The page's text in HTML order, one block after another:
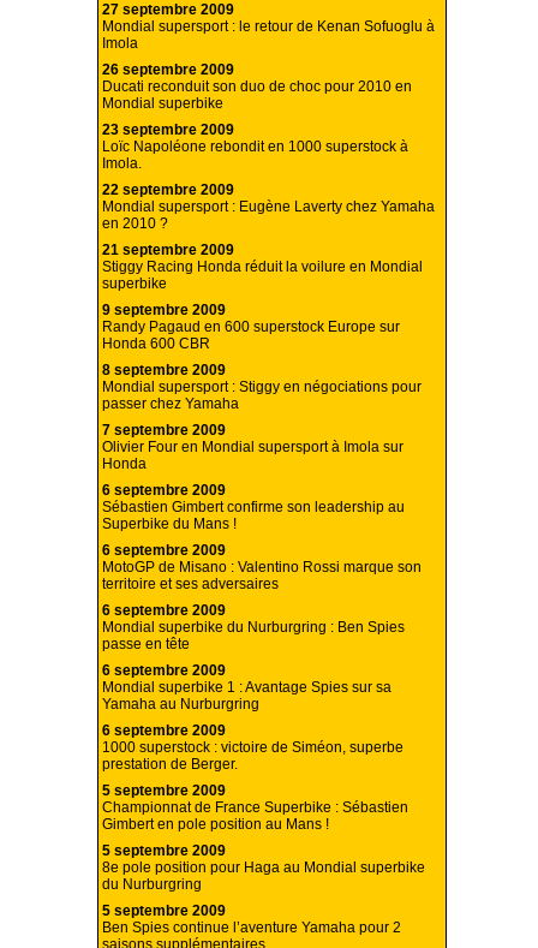
27 septembre 2009
Mondial supersport : le retour de Kenan Sofuoglu à
Imola
26 septembre 2009
Ducati reconduit son duo de choc pour 2010 en
Mondial superbike
23 septembre 2009
Loïc Napoléone rebondit en 1000 superstock à
Imola.
22 septembre 2009
Mondial supersport : Eugène Laverty chez Yamaha
en 2010 ?
21 septembre 2009
Stiggy Racing Honda réduit la voilure en Mondial
superbike
9 septembre 2009
Randy Pagaud en 600 superstock Europe sur
Honda 600 CBR
8 septembre 2009
Mondial supersport : Stiggy en négociations pour
passer chez Yamaha
7 septembre 2009
Olivier Four en Mondial supersport à Imola sur
Honda
6 septembre 2009
Sébastien Gimbert confirme son leadership au
Superbike du Mans !
6 septembre 2009
MotoGP de Misano : Valentino Rossi marque son
territoire et ses adversaires
6 septembre 2009
Mondial superbike du Nurburgring : Ben Spies
passe en tête
6 septembre 2009
Mondial superbike 1 : Avantage Spies sur sa
Yamaha au Nurburgring
6 septembre 2009
1000 superstock : victoire de Siméon, superbe
prestation de Berger.
5 septembre 2009
Championnat de France Superbike : Sébastien
Gimbert en pole position au Mans !
5 septembre 2009
8e pole position pour Haga au Mondial superbike
du Nurburgring
5 septembre 2009
Ben Spies continue l’aventure Yamaha pour 2
saisons supplémentaires